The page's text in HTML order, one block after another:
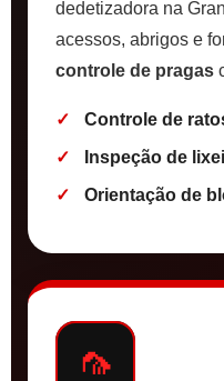
dedetizadora na
acessos, abrigos e
controle de pragas
Controle de
Inspeção de
Orientação de
🦟